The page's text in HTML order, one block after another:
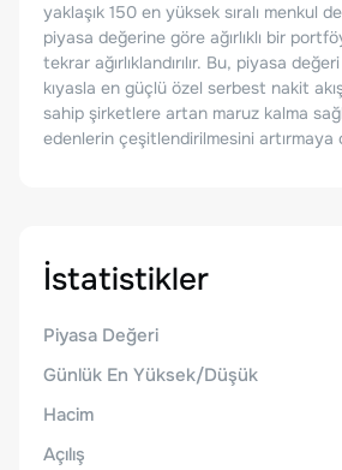
yaklaşık 150 en yüksek sıralı menkul
piyasa değerine göre ağırlıklı bir
tekrar ağırlıklandırılır. Bu, piyasa
kıyasla en güçlü özel serbest nakit
sahip şirketlere artan maruz kalma
edenlerin çeşitlendirilmesini artırmaya
İstatistikler
Piyasa Değeri
Günlük En Yüksek/Düşük
Hacim
Açılış